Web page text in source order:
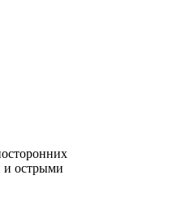
и острыми